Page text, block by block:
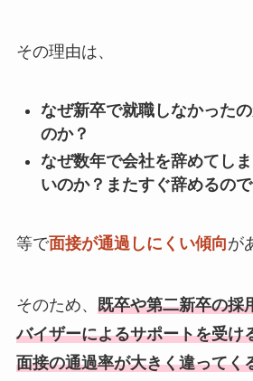
その理由は、
なぜ新卒で就職しなかった
のか？
なぜ数年で会社を辞めてし
いのか？またすぐ辞めるの
等で面接が通過しにくい傾向が
そのため、 既卒や第二新卒の採
バイザーによるサポートを受け
面接の通過率が大きく違ってく